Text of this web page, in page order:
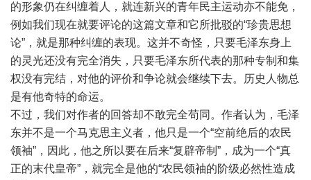
的形象仍在纠缠着人，就连新兴的青年民主运动亦不能免，
例如我们现在就要评论的这篇文章和它所批驳的“珍贵思想
论”，就是那种纠缠的表现。这并不奇怪，只要毛泽东身上
的灵光还没有完全消失，只要毛泽东所代表的那种专制和集
权没有完结，对他的评价和争论就会继续下去。历史人物总
是有他奇特的命运。
不过，我们对作者的回答却不敢完全苟同。作者认为，毛泽
东并不是一个马克思主义者，他只是一个“空前绝后的农民
领袖”，因此，他之所以要在后来“复辟帝制”，成为一个“真
正的末代皇帝”，就完全是他的“农民领袖的阶级必然性造成